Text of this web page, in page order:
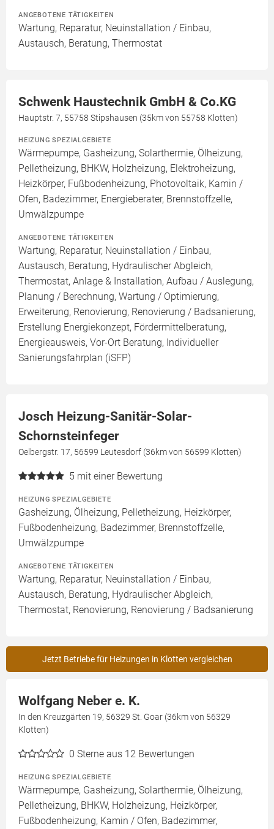
ANGEBOTENE TÄTIGKEITEN
Wartung, Reparatur, Neuinstallation / Einbau,
Austausch, Beratung, Thermostat
Schwenk Haustechnik GmbH & Co.KG
Hauptstr. 7, 55758 Stipshausen (35km von 55758 Klotten)
HEIZUNG SPEZIALGEBIETE
Wärmepumpe, Gasheizung, Solarthermie, Ölheizung,
Pelletheizung, BHKW, Holzheizung, Elektroheizung,
Heizkörper, Fußbodenheizung, Photovoltaik, Kamin /
Ofen, Badezimmer, Energieberater, Brennstoffzelle,
Umwälzpumpe
ANGEBOTENE TÄTIGKEITEN
Wartung, Reparatur, Neuinstallation / Einbau,
Austausch, Beratung, Hydraulischer Abgleich,
Thermostat, Anlage & Installation, Aufbau / Auslegung,
Planung / Berechnung, Wartung / Optimierung,
Erweiterung, Renovierung, Renovierung / Badsanierung,
Erstellung Energiekonzept, Fördermittelberatung,
Energieausweis, Vor-Ort Beratung, Individueller
Sanierungsfahrplan (iSFP)
Josch Heizung-Sanitär-Solar-
Schornsteinfeger
Oelbergstr. 17, 56599 Leutesdorf (36km von 56599 Klotten)
5 mit einer Bewertung
HEIZUNG SPEZIALGEBIETE
Gasheizung, Ölheizung, Pelletheizung, Heizkörper,
Fußbodenheizung, Badezimmer, Brennstoffzelle,
Umwälzpumpe
ANGEBOTENE TÄTIGKEITEN
Wartung, Reparatur, Neuinstallation / Einbau,
Austausch, Beratung, Hydraulischer Abgleich,
Thermostat, Renovierung, Renovierung / Badsanierung
Jetzt Betriebe für Heizungen in Klotten vergleichen
Wolfgang Neber e. K.
In den Kreuzgärten 19, 56329 St. Goar (36km von 56329
Klotten)
0 Sterne aus 12 Bewertungen
HEIZUNG SPEZIALGEBIETE
Wärmepumpe, Gasheizung, Solarthermie, Ölheizung,
Pelletheizung, BHKW, Holzheizung, Heizkörper,
Fußbodenheizung, Kamin / Ofen, Badezimmer,